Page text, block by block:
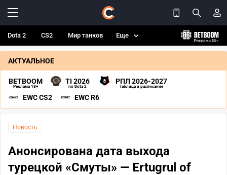
Dota 2 CS2 Мир танков Еще
АКТУАЛЬНОЕ
BETBOOM
Реклама 18+
TI 2026
по Dota 2
РПЛ 2026-2027
таблица и расписание
EWC CS2 EWC R6
Новость
Анонсирована дата выхода
турецкой «Cмуты» — Ertugrul of